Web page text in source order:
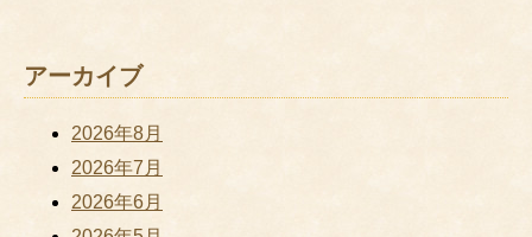
アーカイブ
2026年8月
2026年7月
2026年6月